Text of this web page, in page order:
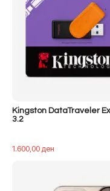
Kingston DataTraveler
3.2
1.600,00ден